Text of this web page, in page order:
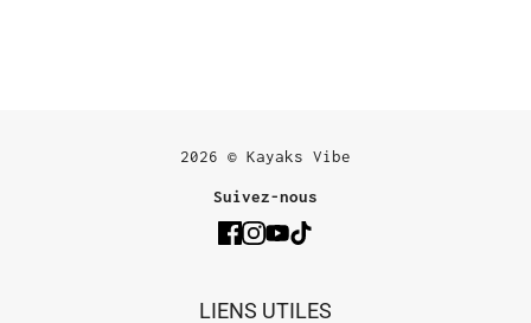
2026 © Kayaks Vibe
Suivez-nous
LIENS UTILES